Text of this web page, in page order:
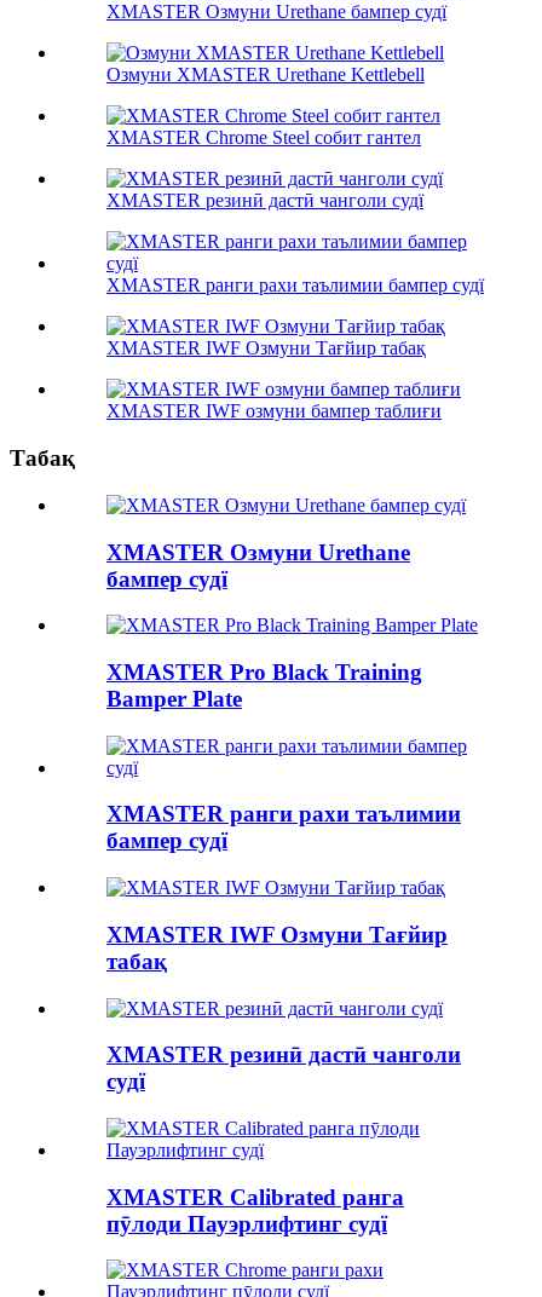
XMASTER Озмуни Urethane бампер судї
Озмуни XMASTER Urethane Kettlebell
XMASTER Chrome Steel собит гантел
XMASTER резинӣ дастӣ чанголи судї
XMASTER ранги рахи таълимии бампер судї
XMASTER IWF Озмуни Тағйир табақ
XMASTER IWF озмуни бампер таблиғи
Табақ
XMASTER Озмуни Urethane
бампер судї
XMASTER Pro Black Training
Bamper Plate
XMASTER ранги рахи таълимии
бампер судї
XMASTER IWF Озмуни Тағйир
табақ
XMASTER резинӣ дастӣ чанголи
судї
XMASTER Calibrated ранга
пӯлоди Пауэрлифтинг судї